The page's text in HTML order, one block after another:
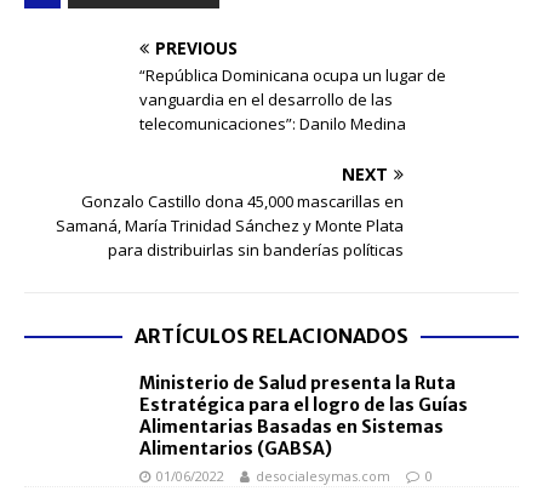
PREVIOUS
“República Dominicana ocupa un lugar de
vanguardia en el desarrollo de las
telecomunicaciones”: Danilo Medina
NEXT
Gonzalo Castillo dona 45,000 mascarillas en
Samaná, María Trinidad Sánchez y Monte Plata
para distribuirlas sin banderías políticas
ARTÍCULOS RELACIONADOS
Ministerio de Salud presenta la Ruta
Estratégica para el logro de las Guías
Alimentarias Basadas en Sistemas
Alimentarios (GABSA)
01/06/2022 desocialesymas.com 0